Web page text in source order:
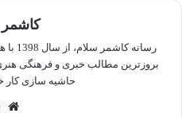
بروزترین مطالب خبری و فرهنگی
حاشیه سازی کار